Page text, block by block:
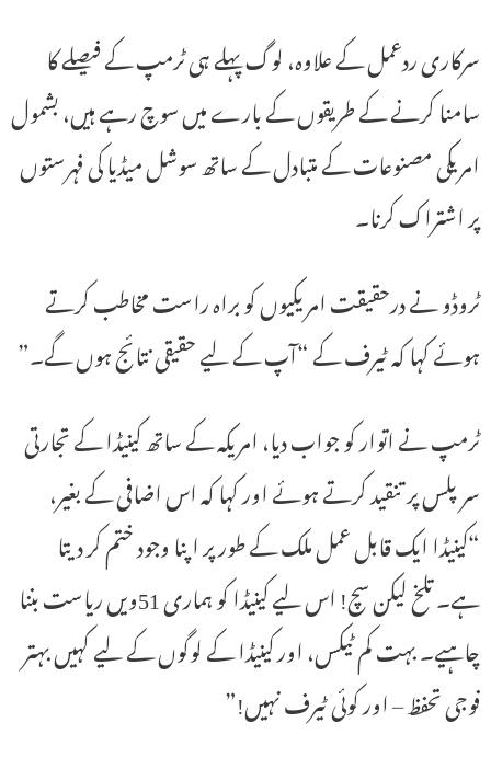
سرکاری ردعمل کے علاوہ، لوگ پہلے ہی ٹرمپ کے فیصلے کا
سامنا کرنے کے طریقوں کے بارے میں سوچ رہے ہیں، بشمول
امریکی مصنوعات کے متبادل کے ساتھ سوشل میڈیا کی فہرستوں
پر اشتراک کرنا۔
ٹروڈو نے درحقیقت امریکیوں کو براہ راست مخاطب کرتے
ہوئے کہا کہ ٹیرف کے “آپ کے لیے حقیقی نتائج ہوں گے۔”
ٹرمپ نے اتوار کو جواب دیا، امریکہ کے ساتھ کینیڈا کے تجارتی
سرپلس پر تنقید کرتے ہوئے اور کہا کہ اس اضافی کے بغیر،
“کینیڈا ایک قابل عمل ملک کے طور پر اپنا وجود ختم کر دیتا
ہے۔ تلخ لیکن سچ! اس لیے کینیڈا کو ہماری 51ویں ریاست بننا
چاہیے۔ بہت کم ٹیکس، اور کینیڈا کے لوگوں کے لیے کہیں بہتر
فوجی تحفظ – اور کوئی ٹیرف نہیں!”